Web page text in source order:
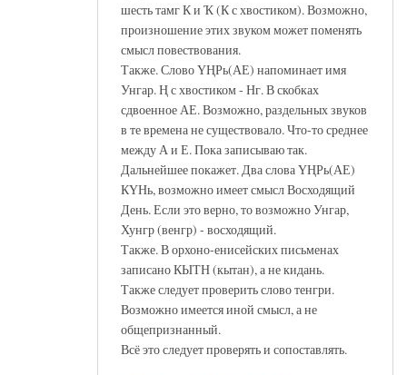
шесть тамг К и Ҡ (К с хвостиком). Возможно,
произношение этих звуком может поменять
смысл повествования.
Также. Слово ҮҢРь(АЕ) напоминает имя
Унгар. Ң с хвостиком - Нг. В скобках
сдвоенное АЕ. Возможно, раздельных звуков
в те времена не существовало. Что-то среднее
между А и Е. Пока записываю так.
Дальнейшее покажет. Два слова ҮҢРь(АЕ)
КҮНь, возможно имеет смысл Восходящий
День. Если это верно, то возможно Унгар,
Хунгр (венгр) - восходящий.
Также. В орхоно-енисейских письменах
записано КЫТН (кытан), а не кидань.
Также следует проверить слово тенгри.
Возможно имеется иной смысл, а не
общепризнанный.
Всё это следует проверять и сопоставлять.